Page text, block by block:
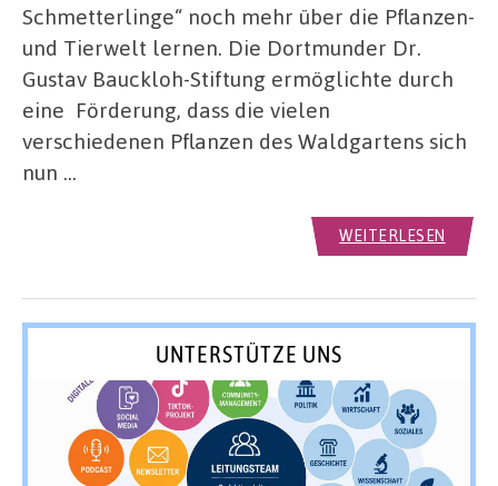
Schmetterlinge“ noch mehr über die Pflanzen-
und Tierwelt lernen. Die Dortmunder Dr.
Gustav Bauckloh-Stiftung ermöglichte durch
eine Förderung, dass die vielen
verschiedenen Pflanzen des Waldgartens sich
nun …
WEITERLESEN
UNTERSTÜTZE UNS